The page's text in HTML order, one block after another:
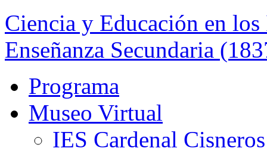
Ciencia y Educación en
Enseñanza Secundaria
Programa
Museo Virtual
IES Cardenal Cisneros